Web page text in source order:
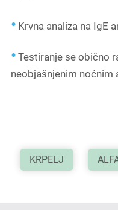
Krvna analiza na IgE
Testiranje se obično
neobjašnjenim noćnim
KRPELJ